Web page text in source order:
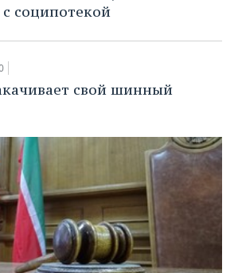
соципотекой
свой шинный